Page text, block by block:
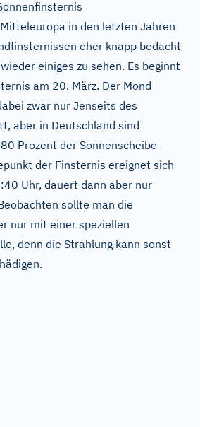
in den letzten Jahren
eher knapp bedacht
einiges zu sehen. Es beginnt
am 20. März. Der Mond
zwar nur Jenseits des
aber in Deutschland sind
Prozent der Sonnenscheibe
der Finsternis ereignet sich
Uhr, dauert dann aber nur
sollte man die
nur mit einer speziellen
denn die Strahlung kann sonst